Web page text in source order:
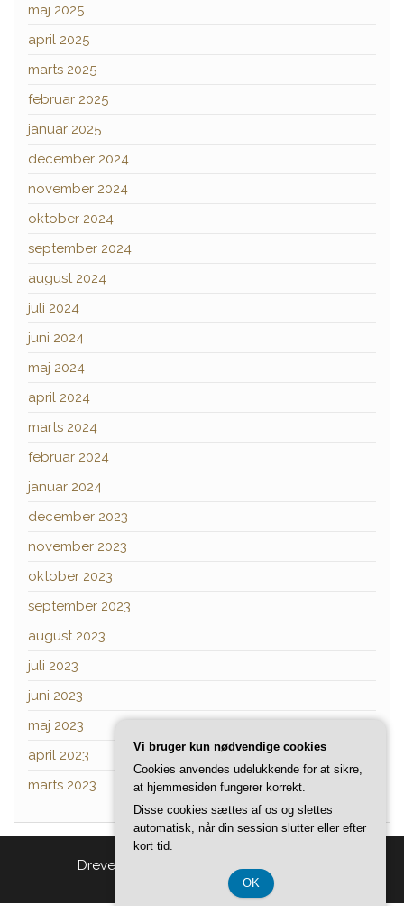
maj 2025
april 2025
marts 2025
februar 2025
januar 2025
december 2024
november 2024
oktober 2024
september 2024
august 2024
juli 2024
juni 2024
maj 2024
april 2024
marts 2024
februar 2024
januar 2024
december 2023
november 2023
oktober 2023
september 2023
august 2023
juli 2023
juni 2023
maj 2023
april 2023
marts 2023
Drevet af Tema:Head Blog
Vi bruger kun nødvendige cookies
Cookies anvendes udelukkende for at sikre,
at hjemmesiden fungerer korrekt.
Disse cookies sættes af os og slettes
automatisk, når din session slutter eller efter
kort tid.
OK